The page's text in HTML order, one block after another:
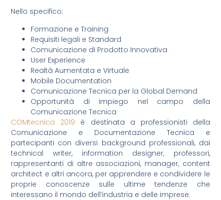
Nello specifico:
Formazione e Training
Requisiti legali e Standard
Comunicazione di Prodotto Innovativa
User Experience
Realtà Aumentata e Virtuale
Mobile Documentation
Comunicazione Tecnica per la Global Demand
Opportunità di impiego nel campo della
Comunicazione Tecnica
COMtecnica 2019 è destinata a professionisti della
Comunicazione e Documentazione Tecnica e
partecipanti con diversi background professionali, dai
technical writer, information designer, professori,
rappresentanti di altre associazioni, manager, content
architect e altri ancora, per apprendere e condividere le
proprie conoscenze sulle ultime tendenze che
interessano il mondo dell’industria e delle imprese.